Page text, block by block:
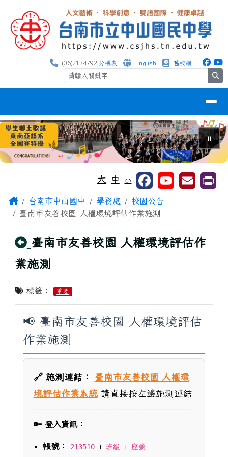
台南市中山國中
(06)2134792分機表 English 舊校網
⏸
大 中 小
主內容區域
Home台南市中山國中 學務處
校園公告
臺南市友善校園 人權環境評估作業施測
回上頁
臺南市友善校園 人權環境評估作
業施測
標籤： 重要
📢 臺南市友善校園 人權環境評估
作業施測
🔗 施測連結：
臺南市友善校園 人權環
境評估作業系統請直接按左邊施測連結
🔑 登入資訊：
帳號： 213510 +班級 + 座號
頁尾區域